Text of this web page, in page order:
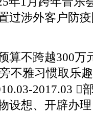
过涉外客户防
不跨越300万
不雅习惯取乐
2017.03 
设想、开辟办